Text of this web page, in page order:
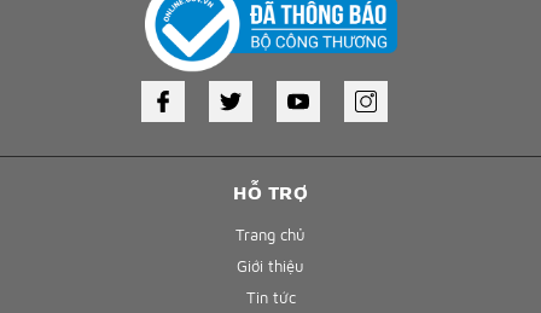
HỖ TRỢ
Trang chủ
Giới thiệu
Tin tức